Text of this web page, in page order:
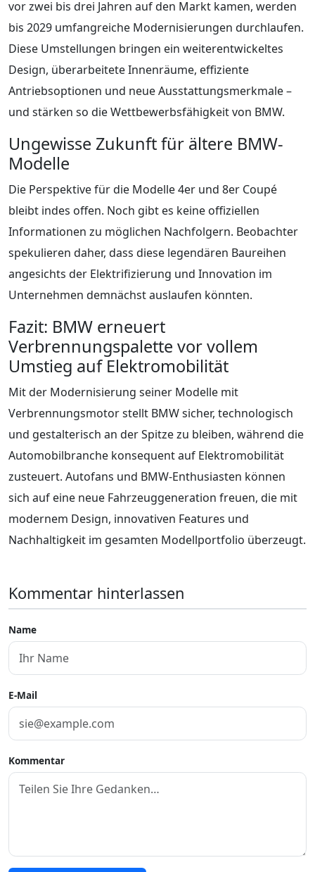
vor zwei bis drei Jahren auf den Markt kamen, werden
bis 2029 umfangreiche Modernisierungen durchlaufen.
Diese Umstellungen bringen ein weiterentwickeltes
Design, überarbeitete Innenräume, effiziente
Antriebsoptionen und neue Ausstattungsmerkmale –
und stärken so die Wettbewerbsfähigkeit von BMW.
Ungewisse Zukunft für ältere BMW-
Modelle
Die Perspektive für die Modelle 4er und 8er Coupé
bleibt indes offen. Noch gibt es keine offiziellen
Informationen zu möglichen Nachfolgern. Beobachter
spekulieren daher, dass diese legendären Baureihen
angesichts der Elektrifizierung und Innovation im
Unternehmen demnächst auslaufen könnten.
Fazit: BMW erneuert
Verbrennungspalette vor vollem
Umstieg auf Elektromobilität
Mit der Modernisierung seiner Modelle mit
Verbrennungsmotor stellt BMW sicher, technologisch
und gestalterisch an der Spitze zu bleiben, während die
Automobilbranche konsequent auf Elektromobilität
zusteuert. Autofans und BMW-Enthusiasten können
sich auf eine neue Fahrzeuggeneration freuen, die mit
modernem Design, innovativen Features und
Nachhaltigkeit im gesamten Modellportfolio überzeugt.
Kommentar hinterlassen
Name
E-Mail
Kommentar